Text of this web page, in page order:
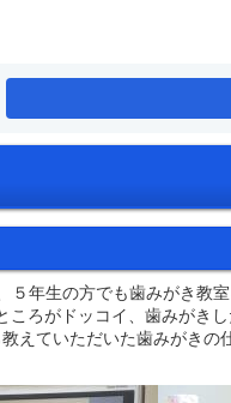
年生の方でも歯みがき教
ろがドッコイ、歯みがき
えていただいた歯みがき